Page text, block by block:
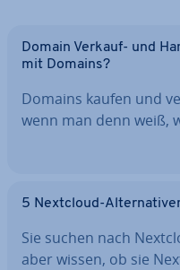
Domain Verkauf- und
mit Domains?
Domains kaufen und
wenn man denn weiß,
5 Nextcloud-
Sie suchen nach
aber wissen, ob sie